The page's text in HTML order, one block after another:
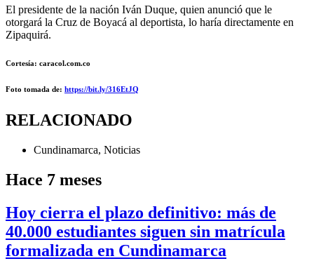
El presidente de la nación Iván Duque, quien anunció que le
otorgará la Cruz de Boyacá al deportista, lo haría directamente en
Zipaquirá.
Cortesía: caracol.com.co
Foto tomada de: https://bit.ly/316EtJQ
RELACIONADO
Cundinamarca, Noticias
Hace 7 meses
Hoy cierra el plazo definitivo: más de
40.000 estudiantes siguen sin matrícula
formalizada en Cundinamarca